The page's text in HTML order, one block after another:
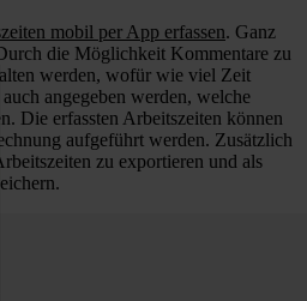
mobil per App erfassen. Ganz
die Möglichkeit Kommentare zu
werden, wofür wie viel Zeit
angegeben werden, welche
Die erfassten Arbeitszeiten können
aufgeführt werden. Zusätzlich
zu exportieren und als